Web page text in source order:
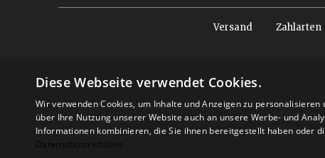
Versand Zahlarten
Diese Webseite verwendet Cookies.
Wir verwenden Cookies, um Inhalte und Anzeigen zu
über Ihre Nutzung unserer Website auch an unsere Werbe- und
Informationen kombinieren, die Sie ihnen bereitgestellt haben oder
Datenschutzrichtlinie